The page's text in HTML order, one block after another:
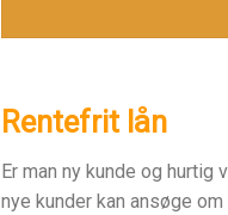
Rentefrit lån
Er man ny kunde og hurtig
nye kunder kan ansøge